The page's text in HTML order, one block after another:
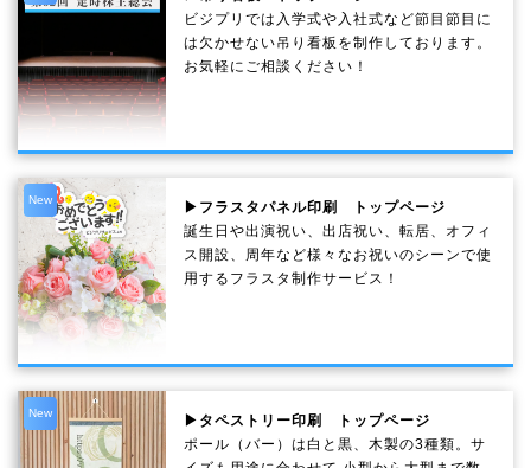
ビジプリでは入学式や入社式など節目節目に
は欠かせない吊り看板を制作しております。
お気軽にご相談ください！
New
▶フラスタパネル印刷 トップページ
誕生日や出演祝い、出店祝い、転居、オフィ
ス開設、周年など様々なお祝いのシーンで使
用するフラスタ制作サービス！
New
▶タペストリー印刷 トップページ
ポール（バー）は白と黒、木製の3種類。サ